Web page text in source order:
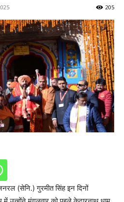
205
(सेनि.) गुरमीत सिंह इन दिनों